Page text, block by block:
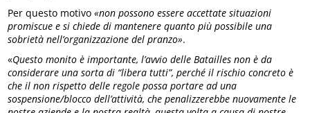
Per questo motivo«non possono essere accettate situazioni
promiscue e si chiede di mantenere quanto più possibile una
sobrietà nell’organizzazione del pranzo».
«Questo monito è importante, l’avvio delle Batailles non è da
considerare una sorta di “libera tutti”, perché il rischio concreto è
che il non rispetto delle regole possa portare ad una
sospensione/blocco dell’attività, che penalizzerebbe nuovamente le